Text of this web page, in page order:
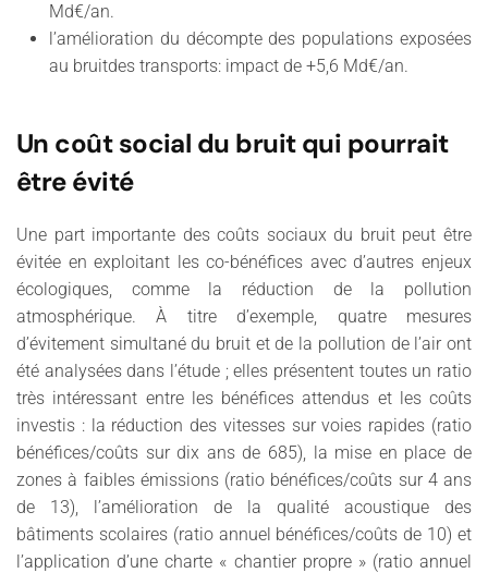
Md€/an.
l’amélioration du décompte des populations exposées
au bruitdes transports: impact de +5,6 Md€/an.
Un coût social du bruit qui pourrait
être évité
Une part importante des coûts sociaux du bruit peut être
évitée en exploitant les co-bénéfices avec d’autres enjeux
écologiques, comme la réduction de la pollution
atmosphérique. À titre d’exemple, quatre mesures
d’évitement simultané du bruit et de la pollution de l’air ont
été analysées dans l’étude ; elles présentent toutes un ratio
très intéressant entre les bénéfices attendus et les coûts
investis : la réduction des vitesses sur voies rapides (ratio
bénéfices/coûts sur dix ans de 685), la mise en place de
zones à faibles émissions (ratio bénéfices/coûts sur 4 ans
de 13), l’amélioration de la qualité acoustique des
bâtiments scolaires (ratio annuel bénéfices/coûts de 10) et
l’application d’une charte « chantier propre » (ratio annuel